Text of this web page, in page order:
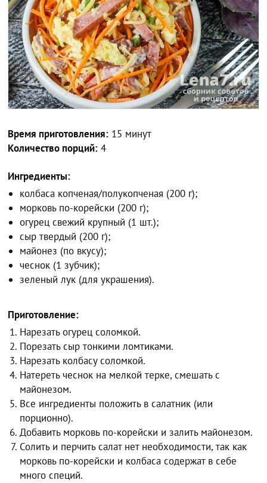
Время приготовления: 15 минут
Количество порций: 4
Ингредиенты:
колбаса копченая/полукопченая (200 г);
морковь по-корейски (200 г);
огурец свежий крупный (1 шт.);
сыр твердый (200 г);
майонез (по вкусу);
чеснок (1 зубчик);
зеленый лук (для украшения).
Приготовление:
Нарезать огурец соломкой.
Порезать сыр тонкими ломтиками.
Нарезать колбасу соломкой.
Натереть чеснок на мелкой терке, смешать с
майонезом.
Все ингредиенты положить в салатник (или
порционно).
Добавить морковь по-корейски и залить майонезом.
Солить и перчить салат нет необходимости, так как
морковь по-корейски и колбаса содержат в себе
много специй.